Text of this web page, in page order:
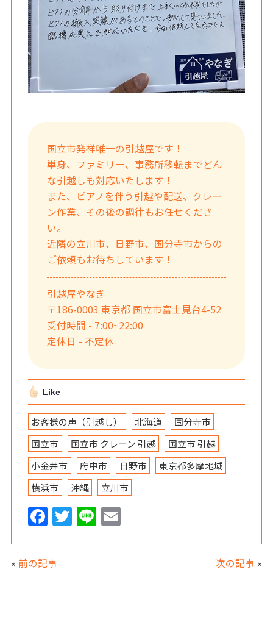
国立市発祥唯一の引越屋です！
単身、ファミリー、事務所移転までどん
な引越しも対応いたします！
また、ピアノを伴う引越や配送、クレー
ン作業、その後の調律もお任せくださ
い。
近隣の立川市、日野市、国分寺市からの
ご依頼もお待ちしています！
引越屋やなぎ
〒186-0003 東京都 国立市富士見台4-52
受付時間 - 7:00~22:00
定休日 - 不定休
Like
お客様の声（引越し） 北海道
国分寺市
国立市
国立市 クレーン 引越
国立市 引越
小金井市
府中市 日野市
東京都多摩地域
横浜市
沖縄 立川市
F
a
c
e
T
w
Li
n
E
m
« 前の記事 次の記事 »